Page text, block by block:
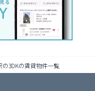
の3DKの賃貸物件一覧